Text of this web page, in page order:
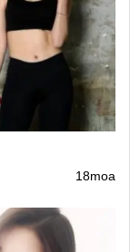
등록자
18moa